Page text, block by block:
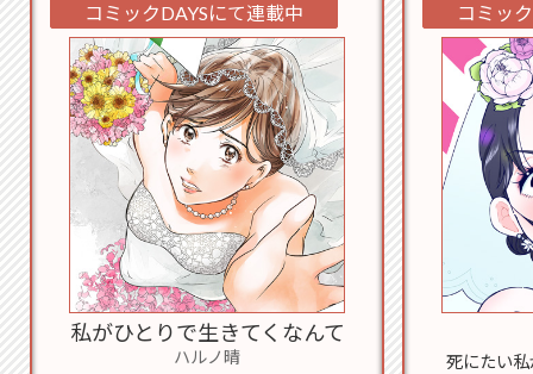
コミックDAYSにて連載中
私がひとりで生きてくなんて
ハルノ晴
コミッ
死にたい